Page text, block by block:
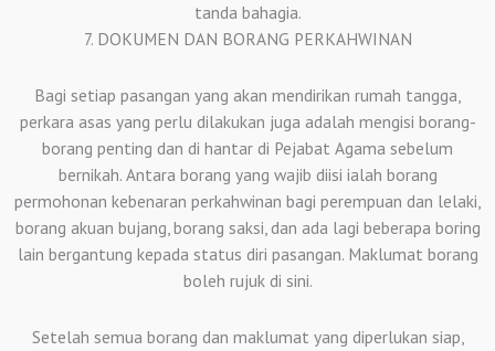
tanda bahagia.
7. DOKUMEN DAN BORANG PERKAHWINAN
Bagi setiap pasangan yang akan mendirikan rumah tangga,
perkara asas yang perlu dilakukan juga adalah mengisi borang-
borang penting dan di hantar di Pejabat Agama sebelum
bernikah. Antara borang yang wajib diisi ialah borang
permohonan kebenaran perkahwinan bagi perempuan dan lelaki,
borang akuan bujang, borang saksi, dan ada lagi beberapa boring
lain bergantung kepada status diri pasangan. Maklumat borang
boleh rujuk di sini.
Setelah semua borang dan maklumat yang diperlukan siap,